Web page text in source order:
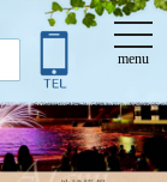
t
o
g
l
e
n
a
menu